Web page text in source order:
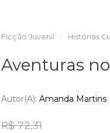
Ficção Juvenil Histórias
Aventuras
Autor(a): Amanda Martins
R$ 72,31